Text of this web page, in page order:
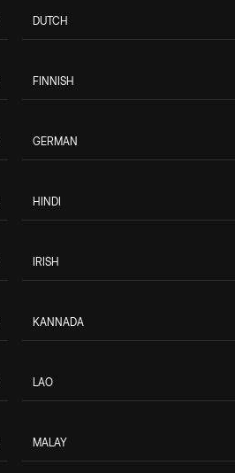
DUTCH
FINNISH
GERMAN
HINDI
IRISH
KANNADA
LAO
MALAY